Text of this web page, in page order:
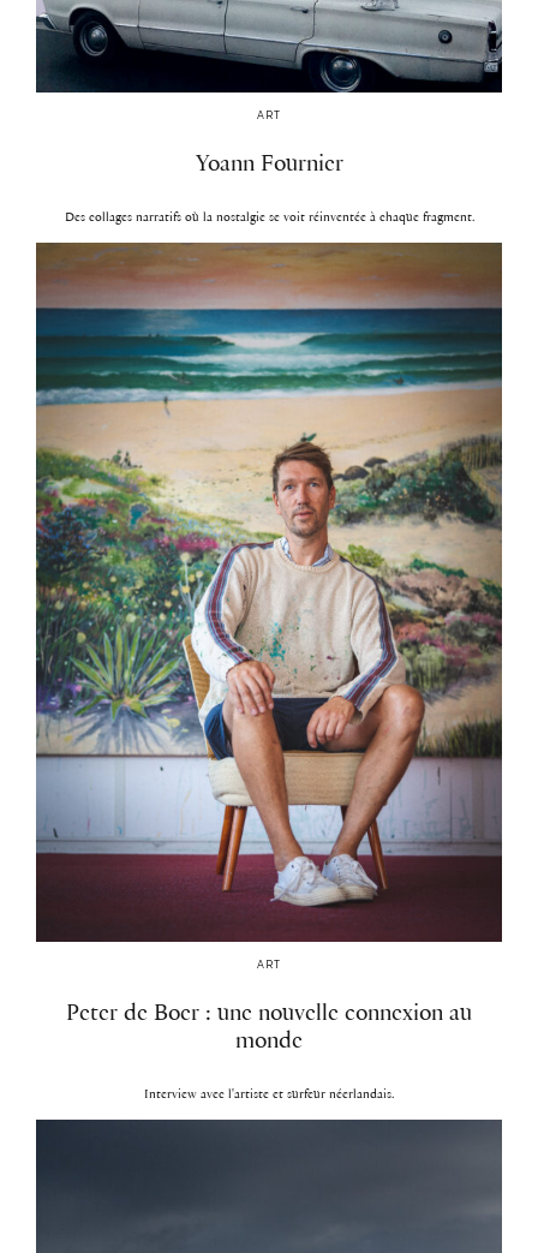
ART
Yoann Fournier
Des collages narratifs où la nostalgie se voit réinventée à chaque fragment.
ART
Peter de Boer : une nouvelle connexion au
monde
Interview avec l'artiste et surfeur néerlandais.